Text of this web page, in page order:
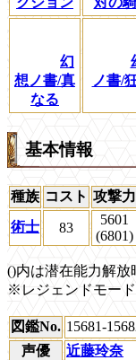
幻
想ノ書/真
なる
ノ書/
基本情報
種族 コスト 攻撃力
術士
83
5601
(6801)
()内は潜在能力解放
※レジェンドモー
図鑑No. 15681-
声優
近藤玲奈